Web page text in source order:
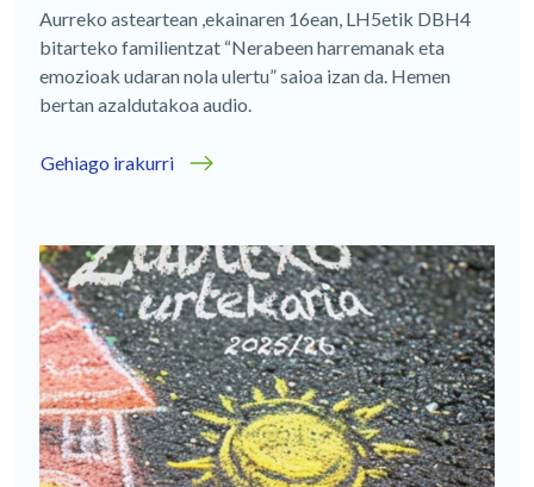
Aurreko asteartean ,ekainaren 16ean, LH5etik DBH4
bitarteko familientzat “Nerabeen harremanak eta
emozioak udaran nola ulertu” saioa izan da. Hemen
bertan azaldutakoa audio.
Gehiago irakurri